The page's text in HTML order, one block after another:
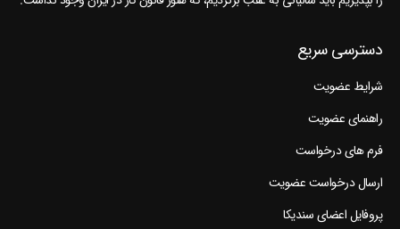
دسترسی سریع
شرایط عضویت
راهنمای عضویت
فرم های درخواست
ارسال درخواست عضویت
پروفایل اعضای سندیکا